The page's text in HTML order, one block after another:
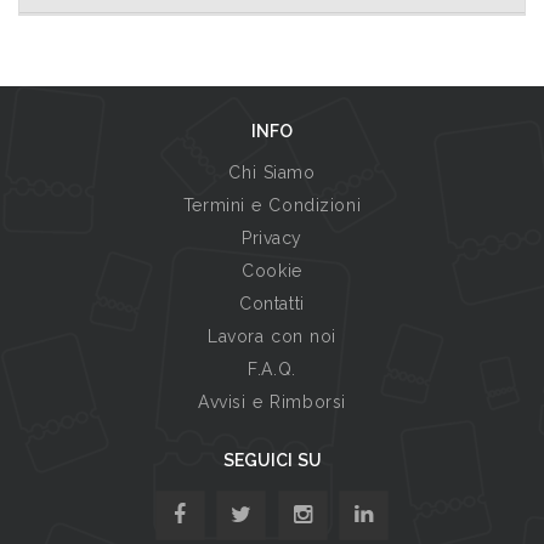
INFO
Chi Siamo
Termini e Condizioni
Privacy
Cookie
Contatti
Lavora con noi
F.A.Q.
Avvisi e Rimborsi
SEGUICI SU